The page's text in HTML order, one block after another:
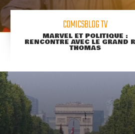
COMICSBLOG TV
MARVEL ET POLITIQUE :
RENCONTRE AVEC LE GRAND
THOMAS